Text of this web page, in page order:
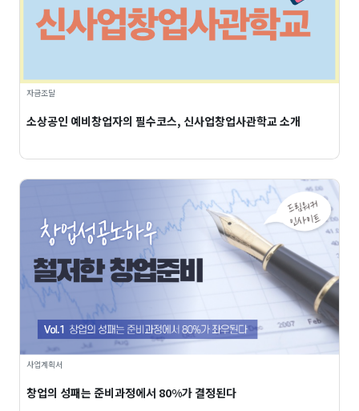
자금조달
소상공인 예비창업자의 필수코스, 신사업창업사관학교 소개
사업계획서
창업의 성패는 준비과정에서 80%가 결정된다